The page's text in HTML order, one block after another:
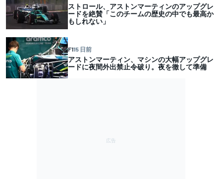
ストロール、アストンマーティンのアップグレ
ードを絶賛「このチームの歴史の中でも最高か
もしれない」
F115 日前
アストンマーティン、マシンの大幅アップグレ
ードに夜間外出禁止令破り。夜を徹して準備